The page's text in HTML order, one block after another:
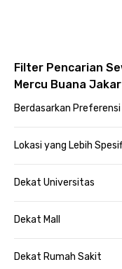
Filter Pencarian
Mercu Buana
Berdasarkan Preferensi
Lokasi yang Lebih
Dekat Universitas
Dekat Mall
Dekat Rumah Sakit